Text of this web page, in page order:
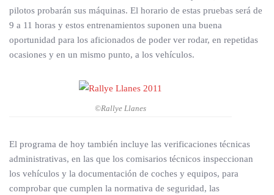
pilotos probarán sus máquinas. El horario de estas pruebas será de
9 a 11 horas y estos entrenamientos suponen una buena
oportunidad para los aficionados de poder ver rodar, en repetidas
ocasiones y en un mismo punto, a los vehículos.
©Rallye Llanes
El programa de hoy también incluye las verificaciones técnicas
administrativas, en las que los comisarios técnicos inspeccionan
los vehículos y la documentación de coches y equipos, para
comprobar que cumplen la normativa de seguridad, las